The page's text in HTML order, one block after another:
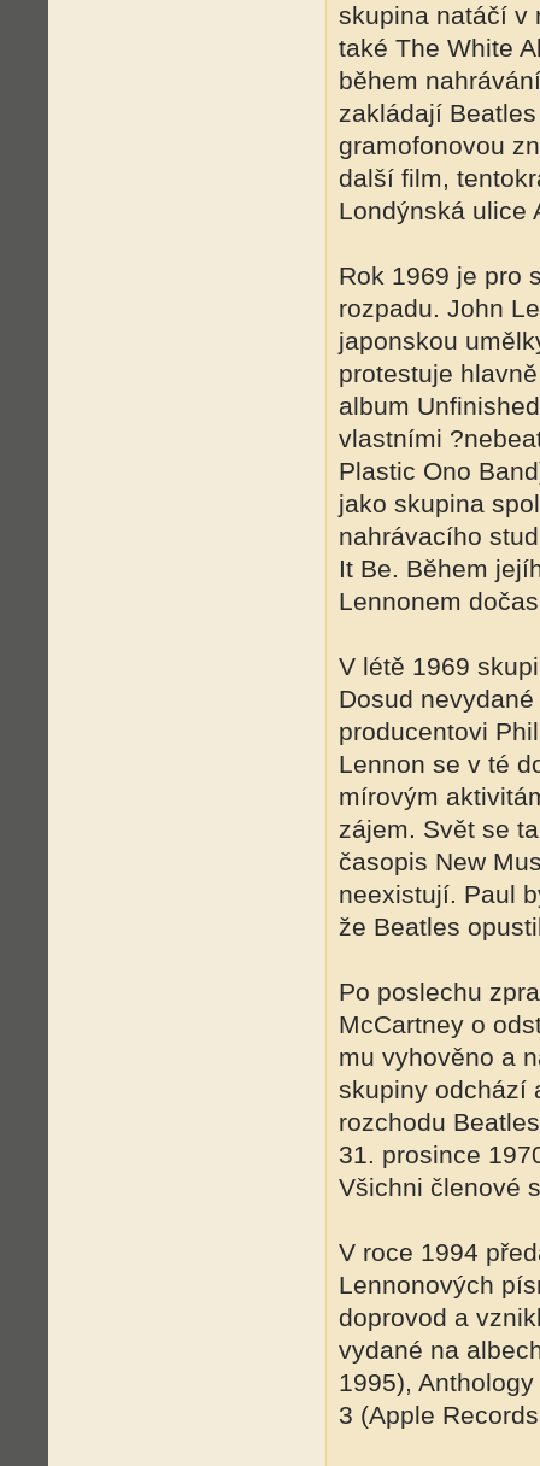
skupina natáčí v
také The White
během
zakládají
gramofonovou
další film,
Londýnská ulice
Rok 1969 je pro
rozpadu. John
japonskou
protestuje
album
vlastními
Plastic Ono
jako skupina
nahrávacího
It Be. Během
Lennonem
V létě 1969
Dosud
producentovi
Lennon se v té
mírovým
zájem. Svět se
časopis New
neexistují. Paul
že Beatles
Po poslechu
McCartney o
mu vyhověno a
skupiny odchází
rozchodu
31. prosince
Všichni členové
V roce 1994
Lennonových
doprovod a
vydané na
1995),
3 (Apple